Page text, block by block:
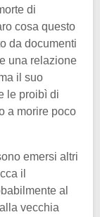
di
cosa questo
da documenti
una relazione
il suo
le proibì di
a morire poco
emersi altri
il
al
vecchia